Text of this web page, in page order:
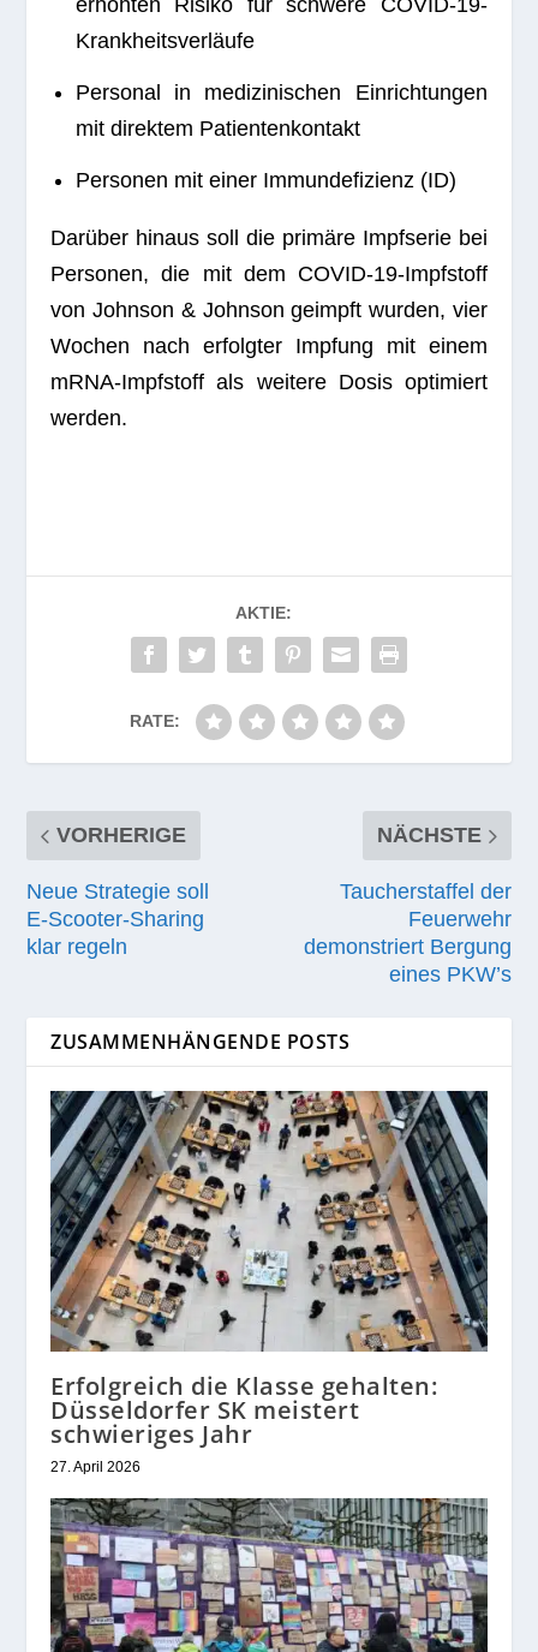
erhöh­ten Risiko für schwere COVID-19-
Krankheitsverläufe
Per­so­nal in medi­zi­ni­schen Ein­rich­tun­gen
mit direk­tem Patientenkontakt
Per­so­nen mit einer Immun­de­fi­zi­enz (ID)
Dar­über hin­aus soll die pri­märe Impf­se­rie bei
Per­so­nen, die mit dem COVID-19-Impf­stoff
von John­son & John­son geimpft wur­den, vier
Wochen nach erfolg­ter Imp­fung mit einem
mRNA-Impf­stoff als wei­tere Dosis opti­miert
werden.
AKTIE:
RATE:
VORHERIGE
Neue Strategie soll
E‑Scooter-Sharing
klar regeln
NÄCHSTE
Taucherstaffel der
Feuerwehr
demonstriert Bergung
eines PKW’s
ZUSAMMENHÄNGENDE POSTS
Erfolgreich die Klasse gehalten:
Düsseldorfer SK meistert
schwieriges Jahr
27. April 2026